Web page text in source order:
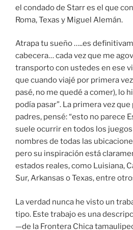
el condado de Starr es el que
Roma, Texas y Miguel Alemán.
Atrapa tu sueño …..es
cabecera… cada vez que me
transporto con ustedes en ese
que cuando viajé por primera
pasé, no me quedé a comer), lo
podía pasar”. La primera vez
padres, pensé: “esto no parece
suele ocurrir en todos los
nombres de todas las
pero su inspiración está
estados reales, como Luisiana,
Sur, Arkansas o Texas, entre
La verdad nunca he visto un
tipo. Este trabajo es una
—de la Frontera Chica